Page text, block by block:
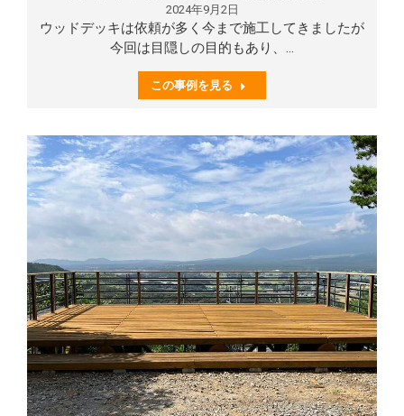
2024年9月2日
ウッドデッキは依頼が多く今まで施工してきましたが
今回は目隠しの目的もあり、…
この事例を見る